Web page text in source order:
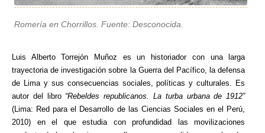
Romería en Chorrillos. Fuente: Desconocida.
Luis Alberto Torrejón Muñoz es un historiador con una larga
trayectoria de investigación sobre la Guerra del Pacífico, la defensa
de Lima y sus consecuencias sociales, políticas y culturales. Es
autor del libro “Rebeldes republicanos. La turba urbana de 1912”
(Lima: Red para el Desarrollo de las Ciencias Sociales en el Perú,
2010) en el que estudia con profundidad las movilizaciones